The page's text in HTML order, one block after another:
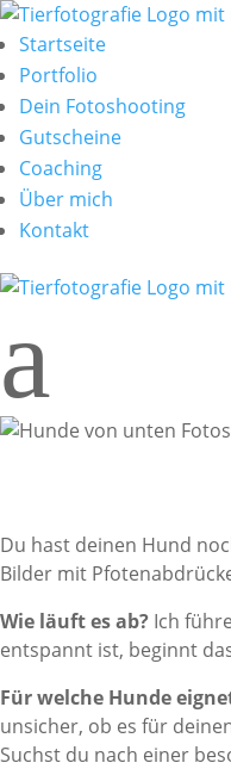
Startseite
Portfolio
Dein Fotoshooting
Gutscheine
Coaching
Über mich
Kontakt
a
Du hast deinen Hund
Bilder mit
Wie läuft es ab? Ich
entspannt ist, beginnt
Für welche Hunde
unsicher, ob es für
Suchst du nach einer